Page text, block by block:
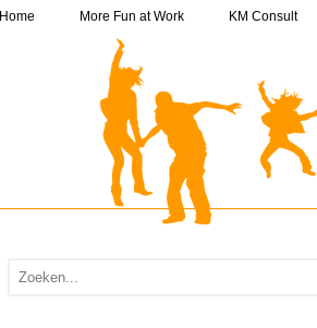
Home More Fun at Work KM Consult